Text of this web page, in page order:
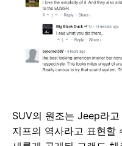
SUV의 원조는 Jeep라
지프의 역사라고 표현할